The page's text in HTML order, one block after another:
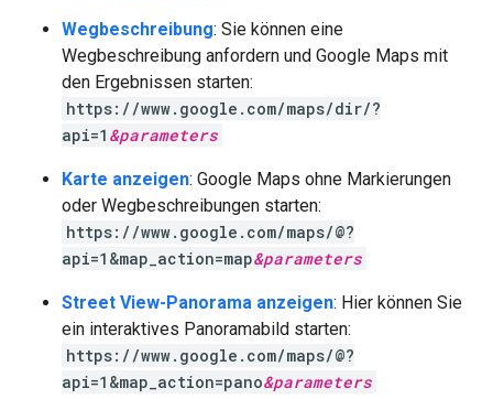
Wegbeschreibung: Sie können eine
Wegbeschreibung anfordern und Google Maps mit
den Ergebnissen starten:
https://www.google.com/maps/dir/?
api=1 &parameters
Karte anzeigen: Google Maps ohne Markierungen
oder Wegbeschreibungen starten:
https://www.google.com/maps/@?
api=1&map_action=map&parameters
Street View-Panorama anzeigen: Hier können Sie
ein interaktives Panoramabild starten:
https://www.google.com/maps/@?
api=1&map_action=pano&parameters